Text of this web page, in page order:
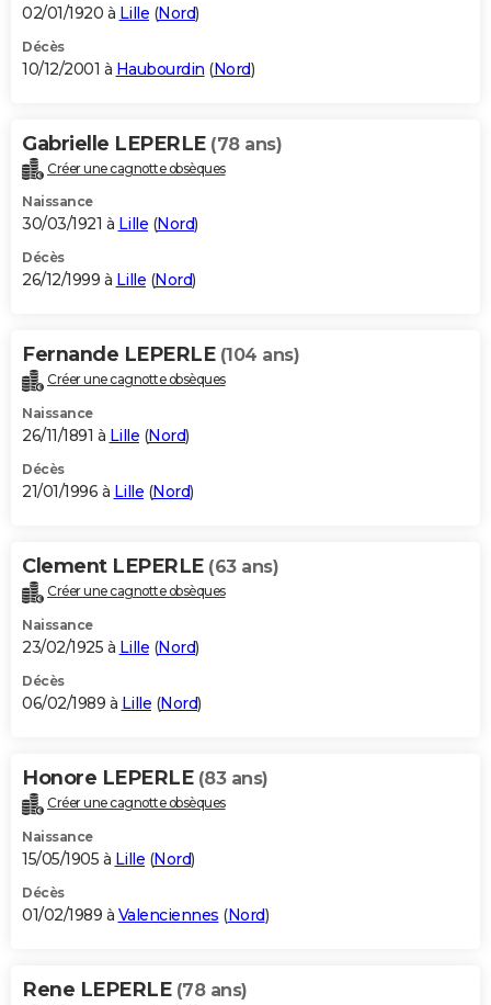
02/01/1920 à Lille (Nord)
Décès
10/12/2001 à Haubourdin (Nord)
Gabrielle LEPERLE (78 ans)
Créer une cagnotte obsèques
Naissance
30/03/1921 à Lille (Nord)
Décès
26/12/1999 à Lille (Nord)
Fernande LEPERLE (104 ans)
Créer une cagnotte obsèques
Naissance
26/11/1891 à Lille (Nord)
Décès
21/01/1996 à Lille (Nord)
Clement LEPERLE (63 ans)
Créer une cagnotte obsèques
Naissance
23/02/1925 à Lille (Nord)
Décès
06/02/1989 à Lille (Nord)
Honore LEPERLE (83 ans)
Créer une cagnotte obsèques
Naissance
15/05/1905 à Lille (Nord)
Décès
01/02/1989 à Valenciennes (Nord)
Rene LEPERLE (78 ans)